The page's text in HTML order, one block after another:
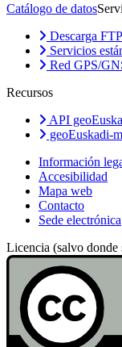
Catálogo de datos
Descarga FTP
Servicios
Red GPS/
Recursos
API
geoEuskadi-
Información
Accesibilidad
Mapa web
Contacto
Sede electrónica
Licencia (salvo